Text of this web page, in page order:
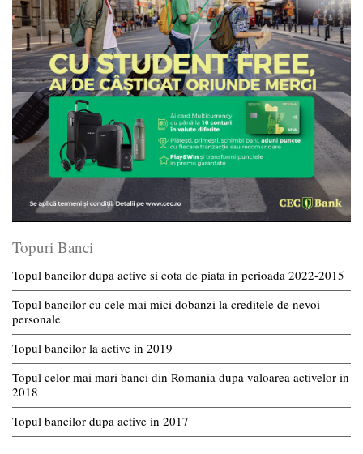
Topuri Banci
Topul bancilor dupa active si cota de piata in perioada 2022-2015
Topul bancilor cu cele mai mici dobanzi la creditele de nevoi
personale
Topul bancilor la active in 2019
Topul celor mai mari banci din Romania dupa valoarea activelor in
2018
Topul bancilor dupa active in 2017